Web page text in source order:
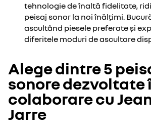
tehnologie de înaltă fidelitate,
peisaj sonor la noi înălțimi.
ascultând piesele preferate și
diferitele moduri de ascultare
Alege dintre 5
sonore dezvoltate
colaborare cu
Jarre